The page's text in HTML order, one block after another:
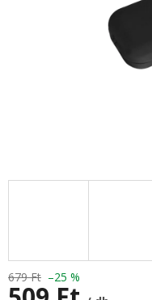
679 Ft –25 %